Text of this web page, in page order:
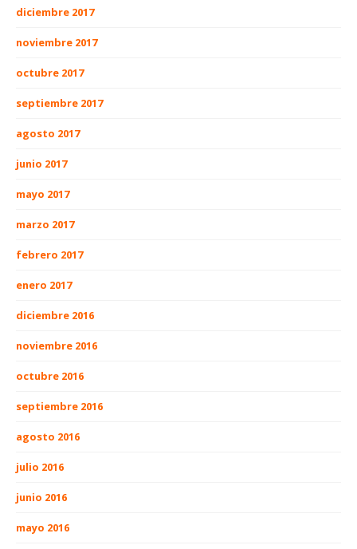
diciembre 2017
noviembre 2017
octubre 2017
septiembre 2017
agosto 2017
junio 2017
mayo 2017
marzo 2017
febrero 2017
enero 2017
diciembre 2016
noviembre 2016
octubre 2016
septiembre 2016
agosto 2016
julio 2016
junio 2016
mayo 2016